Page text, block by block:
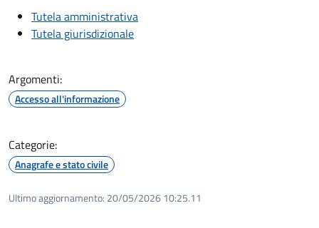
Tutela amministrativa
Tutela giurisdizionale
Argomenti:
Accesso all'informazione
Categorie:
Anagrafe e stato civile
Ultimo aggiornamento: 20/05/2026 10:25.11